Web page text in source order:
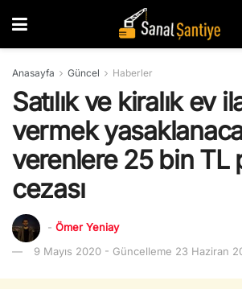
Anasayfa Güncel Haberler
Satılık ve kiralık ev
vermek
verenlere 25 bin TL
cezası
- Ömer Yeniay
9 Mayıs 2020 - Güncelleme 23 Haziran